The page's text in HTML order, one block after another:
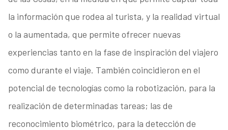
la información que rodea al turista, y la realidad virtual
o la aumentada, que permite ofrecer nuevas
experiencias tanto en la fase de inspiración del viajero
como durante el viaje. También coincidieron en el
potencial de tecnologías como la robotización, para la
realización de determinadas tareas; las de
reconocimiento biométrico, para la detección de